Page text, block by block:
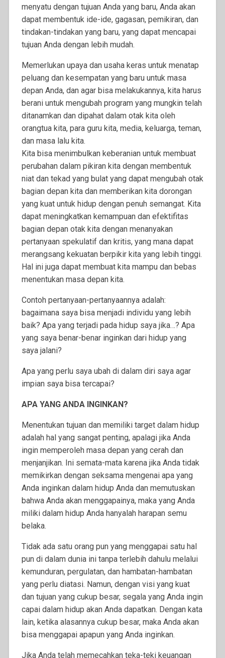
menyatu dengan tujuan Anda yang baru, Anda akan
dapat membentuk ide-ide, gagasan, pemikiran, dan
tindakan-tindakan yang baru, yang dapat mencapai
tujuan Anda dengan lebih mudah.
Memerlukan upaya dan usaha keras untuk menatap
peluang dan kesempatan yang baru untuk masa
depan Anda, dan agar bisa melakukannya, kita harus
berani untuk mengubah program yang mungkin telah
ditanamkan dan dipahat dalam otak kita oleh
orangtua kita, para guru kita, media, keluarga, teman,
dan masa lalu kita.
Kita bisa menimbulkan keberanian untuk membuat
perubahan dalam pikiran kita dengan membentuk
niat dan tekad yang bulat yang dapat mengubah otak
bagian depan kita dan memberikan kita dorongan
yang kuat untuk hidup dengan penuh semangat. Kita
dapat meningkatkan kemampuan dan efektifitas
bagian depan otak kita dengan menanyakan
pertanyaan spekulatif dan kritis, yang mana dapat
merangsang kekuatan berpikir kita yang lebih tinggi.
Hal ini juga dapat membuat kita mampu dan bebas
menentukan masa depan kita.
Contoh pertanyaan-pertanyaannya adalah:
bagaimana saya bisa menjadi individu yang lebih
baik? Apa yang terjadi pada hidup saya jika…? Apa
yang saya benar-benar inginkan dari hidup yang
saya jalani?
Apa yang perlu saya ubah di dalam diri saya agar
impian saya bisa tercapai?
APA YANG ANDA INGINKAN?
Menentukan tujuan dan memiliki target dalam hidup
adalah hal yang sangat penting, apalagi jika Anda
ingin memperoleh masa depan yang cerah dan
menjanjikan. Ini semata-mata karena jika Anda tidak
memikirkan dengan seksama mengenai apa yang
Anda inginkan dalam hidup Anda dan memutuskan
bahwa Anda akan menggapainya, maka yang Anda
miliki dalam hidup Anda hanyalah harapan semu
belaka.
Tidak ada satu orang pun yang menggapai satu hal
pun di dalam dunia ini tanpa terlebih dahulu melalui
kemunduran, pergulatan, dan hambatan-hambatan
yang perlu diatasi. Namun, dengan visi yang kuat
dan tujuan yang cukup besar, segala yang Anda ingin
capai dalam hidup akan Anda dapatkan. Dengan kata
lain, ketika alasannya cukup besar, maka Anda akan
bisa menggapai apapun yang Anda inginkan.
Jika Anda telah memecahkan teka-teki keuangan